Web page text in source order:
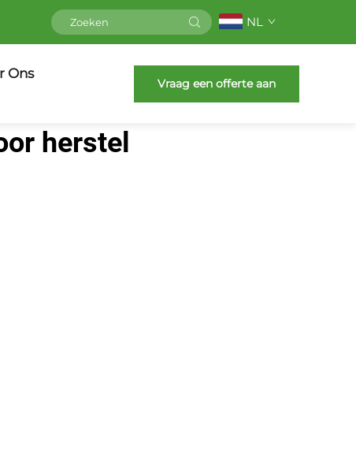
NL
Ons
Vraag een offerte aan
herstel